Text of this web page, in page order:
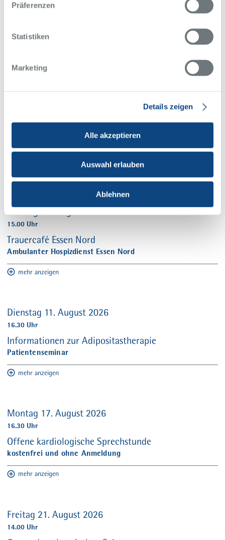
Präferenzen
Statistiken
Marketing
Details zeigen
Alle akzeptieren
Auswahl erlauben
Ablehnen
Montag 10. August 2026
15.00 Uhr
Trauercafé Essen Nord
Ambulanter Hospizdienst Essen Nord
mehr anzeigen
Dienstag 11. August 2026
16.30 Uhr
Informationen zur Adipositastherapie
Patientenseminar
mehr anzeigen
Montag 17. August 2026
16.30 Uhr
Offene kardiologische Sprechstunde
kostenfrei und ohne Anmeldung
mehr anzeigen
Freitag 21. August 2026
14.00 Uhr